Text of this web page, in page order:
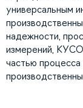
универсальным
надежности,
измерений,
частью процесса